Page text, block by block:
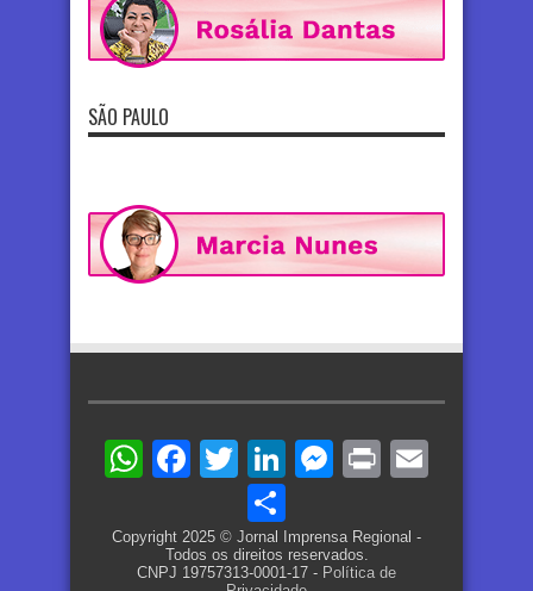
SÃO PAULO
WhatsApp
Facebook
TwitterLinkedIn
Messenger
Print
Copyright 2025 © Jornal Imprensa Regional -
Todos os direitos reservados.
CNPJ 19757313-0001-17 - Política de